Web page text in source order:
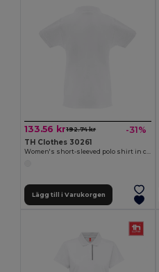
133.56 kr192.74 kr -31%
TH Clothes 30261
Women's short-sleeved polo shirt in carded cotton
Lägg till i Varukorgen